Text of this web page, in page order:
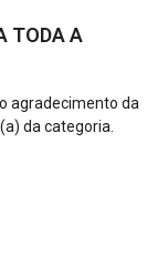
TODA A
agradecimento da
da categoria.